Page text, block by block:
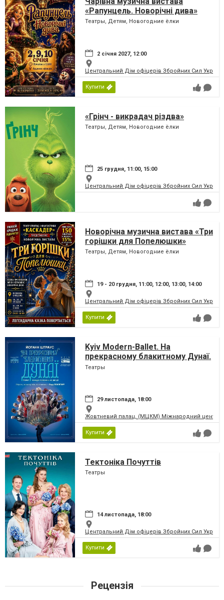
«Рапунцель. Новорічні дива»
Театры, Детям, Новогодние ёлки
2 січня 2027, 12:00
Центральний Дім офіцерів Збройних Сил
Купити
«Грінч - викрадач різдва»
Театры, Детям, Новогодние ёлки
25 грудня, 11:00, 15:00
Центральний Дім офіцерів Збройних Сил
Новорічна музична вистава «Три
горішки для Попелюшки»
Театры, Детям, Новогодние ёлки
19 - 20 грудня, 11:00, 12:00, 13:00, 14:00
Центральний Дім офіцерів Збройних Сил
Купити
Kyiv Modern-Ballet. На
прекрасному блакитному Дунаї.
Раду Поклітару
Театры
29 листопада, 18:00
Жовтневий палац, (МЦКМ) Міжнародний центр
Купити
Тектоніка Почуттів
Театры
14 листопада, 18:00
Центральний Дім офіцерів Збройних Сил
Купити
Рецензія